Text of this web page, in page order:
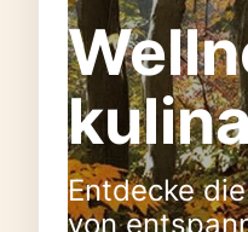
Entdecke
von